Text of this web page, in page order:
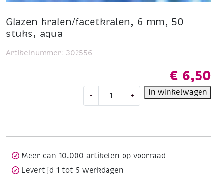
Glazen kralen/facetkralen, 6 mm, 50
stuks, aqua
€ 6,50
-
kralen/facetkralen,
aqua
+ In winkelwagen
Artikelnummer: 302556
Meer dan 10.000 artikelen op voorraad
Levertijd 1 tot 5 werkdagen